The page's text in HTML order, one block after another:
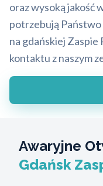
oraz wysoką jakość
potrzebują
na gdańskiej Zaspie
kontaktu z naszym
Awaryjne
Gdańsk